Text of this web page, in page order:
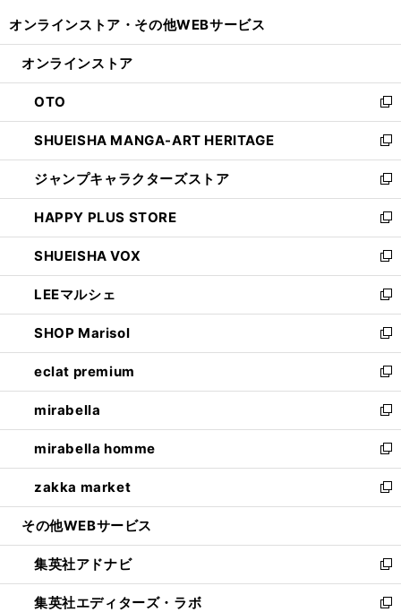
開
ン
ウ
で
開
く
ウ
ン
ド
ウ
で
開
く
オンラインストア・ その他WEBサービス
オンラインストア
OTO
新
し
い
ウ
ィ
ン
ド
ウ
で
開
く
SHUEISHA MANGA-ART HERITAGE
新
し
い
ウ
ィ
ン
ド
ウ
で
開
く
ジャンプキャラクターズストア
新
し
い
ウ
ィ
ン
ド
ウ
で
開
く
HAPPY PLUS STORE
新
し
い
ウ
ィ
ン
ド
ウ
で
開
く
SHUEISHA VOX
新
し
い
ウ
ィ
ン
ド
ウ
で
開
く
LEEマルシェ
新
し
い
ウ
ィ
ン
ド
ウ
で
開
く
SHOP Marisol
新
し
い
ウ
ィ
ン
ド
ウ
で
開
eclat premium
新
し
い
ウ
ィ
ン
ド
ウ
開
く
mirabella
新
し
い
ウ
ィ
ン
ウ
で
開
く
mirabella homme
新
し
い
ウ
ン
ド
ウ
で
zakka market
新
し
ウ
ィ
ン
ド
その他WEBサービス
集英社アドナビ
新
し
い
集英社エディターズ・ラボ 新